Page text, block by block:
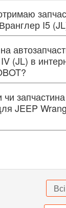
I5
чи запчастина
JEEP